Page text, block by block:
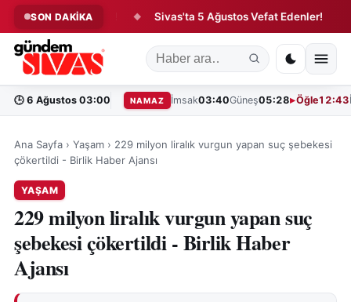
SON DAKİKA
Hareketliliği! Sivas'ta 5 Ağustos Vefat Edenler! ◆
🕒 6 Ağustos 03:00 NAMAZ İmsak03:40Güneş05:28 Öğle12:43
Ana Sayfa › Yaşam › 229 milyon liralık vurgun yapan suç şebekesi
çökertildi - Birlik Haber Ajansı
YAŞAM
229 milyon liralık vurgun yapan suç
şebekesi çökertildi - Birlik Haber
Ajansı